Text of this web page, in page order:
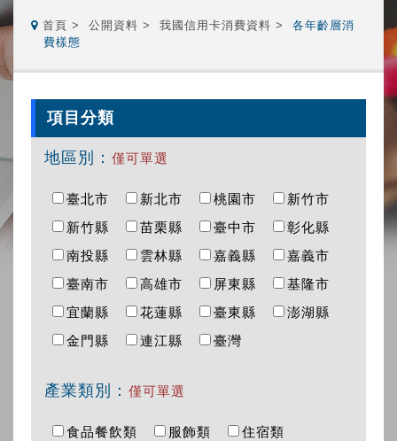
首頁 公開資料 我國信用卡消費資料
各年齡層消
費樣態
項目分類
地區別： 僅可單選
臺北市 新北市 桃園市
新竹市
新竹縣
苗栗縣 臺中市
彰化縣
南投縣
雲林縣 嘉義縣
嘉義市
臺南市
高雄市 屏東縣
基隆市
宜蘭縣
花蓮縣 臺東縣
澎湖縣
金門縣
連江縣 臺灣
產業類別： 僅可單選
食品餐飲類 服飾類
住宿類